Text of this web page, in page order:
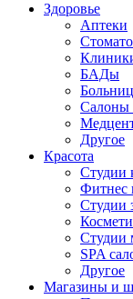
Здоровье
Аптеки
БАДы
Салоны
Другое
Красота
Студии
Фитнес
Студии
Студии
SPA
Другое
Магазины и